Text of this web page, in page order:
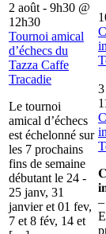
2 août - 9h30 @
12h30
Tournoi amical
d’échecs du
Tazza Caffe
Tracadie
Le tournoi
amical d’échecs
est échelonné sur
les 7 prochains
fins de semaine
débutant le 24 -
25 janv, 31
janvier et 01 fev,
7 et 8 fév, 14 et
–